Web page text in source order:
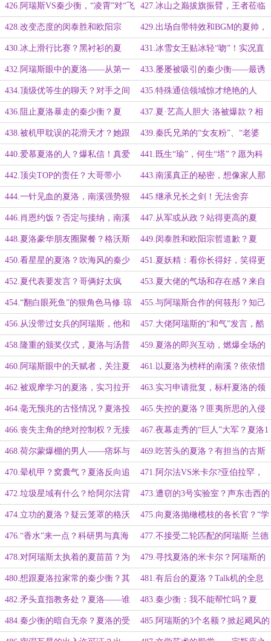
侠？夏候补要送人头？ 风神之独臂作战！
426.阿瑞斯VS秦少衡，“凌霄”对“飞
廉”！
427.冰山之巅拔旗振臂，王者莅临
傲视群雄！
428.改变态度的闵泰胜和欧阳宗
哲？前年重创娜塔莎的南溪！
429.出场自带特效和BGM的夏帅，
嗨起来的冰上嘉年华！
430.冰上滑行比赛？黑衬衫的夏
洛，慵懒却又超A！
431.冰雪女王贴冰轻“吻”！实况直
播雪精灵的冰之诱惑！
432.阿瑞斯眼中的夏洛——从第一
面到现在，每一次都不同
433.屡屡被吸引的秦少衡——最诱
惑人的存在，最令人着迷的气质
434.顶级优等生的聊天？对手之间
的惺惺相惜！
435.特殊通信领域惊才绝艳的人
物？天才的冷门高端算法！金的大活
跃！
436.阻止夏洛暴走的秦少衡？夏
洛：我师父厉害，名师出高徒
437.夏·艺高人胆大·洛被爆款？相
中她的一众军官！各分赛场结果出
炉！
438.被机甲耽误的花滑天才？她跟
他的山寨照？全都蹭热度啦！
439.秦氏兄弟的“女友粉”、“老婆
粉”？钢铁直女VS可奶可狼小鲜肉！
440.爱慕夏洛的人？爆私信！真爱
粉和黑粉开怼！
441.既生“瑜”，何生“塔”？愿为科
学献身的顶级科学家们！
442.顶尖TOP的责任？大哥带小
弟？将比赛价值最大化！
443.南溪真正的秘密，想像家人那
样战死沙场！
444.一针见血的夏洛，南溪强势狠
辣的第二人格！
445.继承兄长之剑！无法舍弃
的“她”！
446.肖恩约饭？否定与接纳，南溪
眼中的夏洛！
447.从军或从政？站得更高的夏
洛！与肖恩互换联系方式！
448.夏洛豪华朋友圈聚餐？格沃斯
与帕尔顿和睦融洽！
449.闵泰胜和欧阳宗哲道歉？夏
洛：以后还是朋友
450.看星星的夏洛？吹海风的秦少
阳？
451.夏妖精：看你长得好，笑得更
好——他的狼狈不堪！
452.夏代表要发言？哥俩好太疯
狂！挤在一起睡的男生们！
453.夏大佬的气场和存在感？来自
苏家的出色军医！
454.“翻白眼死鱼”的狠角色马修·琼
斯？同辈之中没服过几人！
455.与阿瑞斯合作的何筱彤？知己
般的相互欣赏！
456.从没带过女兵的阿瑞斯，他和
她曾经的不欢而散
457.大佬阿瑞斯的“和气”发言，酷
炫高燃的剪辑视频！
458.隆重的颁奖仪式，夏洛与汤普
森的公开演讲！
459.夏洛的即兴互动，燃爆全场的
演讲——荣耀，属于我们每一个人！
460.阿瑞斯眼中的天赋者，关注夏
洛的各路精英！
461.以夏洛为榜样的南溪？依依惜
别的格沃斯与帕尔顿！
462.被观摩学习的夏洛，实习拉开
序幕！
463.实习申请批复，标杆夏洛的领
航意义！
464.毫无预兆的古怪情况？夏洛投
桃报李的夜间新技术测试！
465.失控的夏洛？匪夷所思的入侵
与重启！
466.丧失主角的绝对控制权？无接
触传染的“元程序”和“子程序”！
467.夜幕走秀的“巨人”大军？夏洛1
挑120？！
468.荷尔蒙爆棚的男人——痞坏与
轻蔑？夏洛反攻大危机！
469.吃苦头的夏洛？有担当的古斯
塔！
470.晕机甲？窝囊气？夏洛反向追
踪！古斯塔的价值观！
471.阿尔法VS米卡尔?亚伯拉罕，
数据世界的角逐！杀气尽显的夏洛！
472.垃圾星域有什么？给阿尔法背
锅的夏洛！
473.遭窃的3号实验室？声东击西的
格沃斯“内鬼”！双方联合搜查取证！
474.立功的夏洛？疑云笼罩的格沃
斯？立不住脚的种种理由！
475.向夏洛抛橄榄枝的各长官？“学
院首席”的风范！
476.“香水”来一点？科研男与真海
王的区别！星际键盘它很忙！
477.不接受二轮匹配的阿瑞斯·兰德
尔？被外卖耽误的信息核对！
478.对阿瑞斯太执着的夏苗苗？为
她破了例！他的第一位女实习生！
479.寻找夏洛的米卡尔？阿瑞斯的
局中局！
480.想跟夏洛拉家常的秦少衡？其
它问题他都能解决！
481.有后台的夏洛？Talk机的全息
AI管家！
482.矛头直指教务处？夏洛——谁
的失误谁解决！
483.秦少衡：我不能帮忙吗？夏
洛：一切只为根本目的服务！
484.秦少衡的暗自无奈？夏洛的受 485.阿瑞斯的3个名额？掀起飓风的